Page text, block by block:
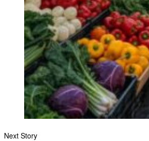
Next Story